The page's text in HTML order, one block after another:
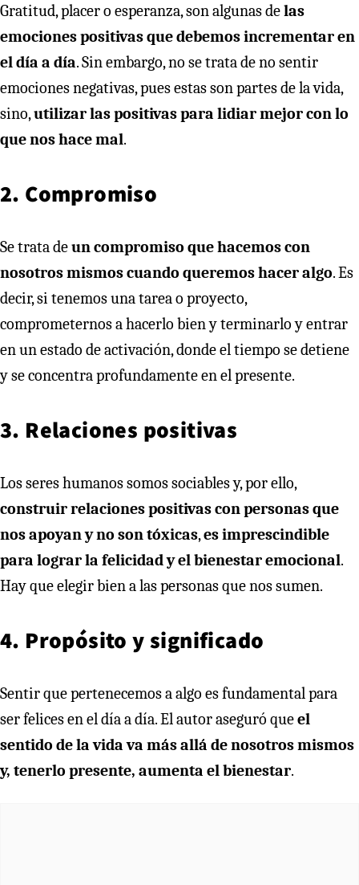
Gratitud, placer o esperanza, son algunas delas
emociones positivas que debemos incrementar en
el día a día. Sin embargo, no se trata de no sentir
emociones negativas, pues estas son partes de la vida,
sino,utilizar las positivas para lidiar mejor con lo
que nos hace mal.
2. Compromiso
Se trata deun compromiso que hacemos con
nosotros mismos cuando queremos hacer algo. Es
decir, si tenemos una tarea o proyecto,
comprometernos a hacerlo bien y terminarlo y entrar
en un estado de activación, donde el tiempo se detiene
y se concentra profundamente en el presente.
3. Relaciones positivas
Los seres humanos somos sociables y, por ello,
construir relaciones positivas con personas que
nos apoyan y no son tóxicas,es imprescindible
para lograr la felicidad y el bienestar emocional.
Hay que elegir bien a las personas que nos sumen.
4. Propósito y significado
Sentir que pertenecemos a algo es fundamental para
ser felices en el día a día. El autor aseguró queel
sentido de la vida va más allá de nosotros mismos
y, tenerlo presente, aumenta el bienestar.